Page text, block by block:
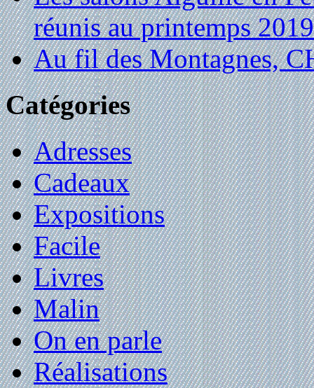
réunis au printemps 2019
Au fil des Montagnes,
Catégories
Adresses
Cadeaux
Expositions
Facile
Livres
Malin
On en parle
Réalisations